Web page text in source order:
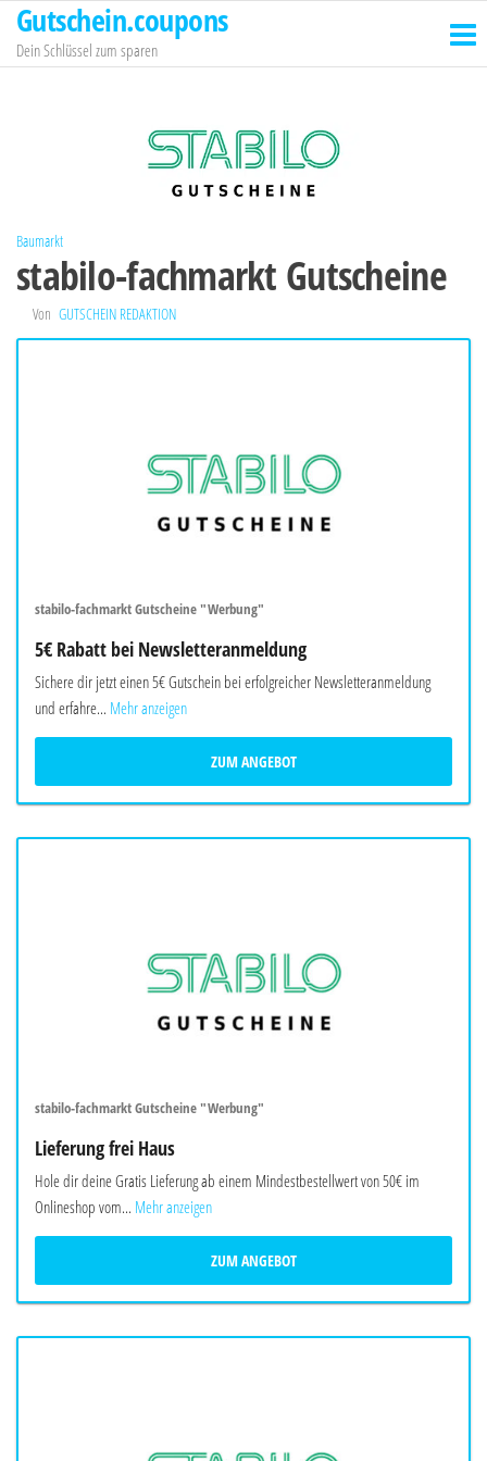
Zum
Inhalt
springen
Gutschein.coupons
Dein Schlüssel zum sparen
Baumarkt
stabilo-fachmarkt Gutscheine
Von GUTSCHEIN REDAKTION
stabilo-fachmarkt Gutscheine "Werbung"
5€ Rabatt bei Newsletteranmeldung
Sichere dir jetzt einen 5€ Gutschein bei erfolgreicher Newsletteranmeldung
und erfahre... Mehr anzeigen
ZUM ANGEBOT
stabilo-fachmarkt Gutscheine "Werbung"
Lieferung frei Haus
Hole dir deine Gratis Lieferung ab einem Mindestbestellwert von 50€ im
Onlineshop vom... Mehr anzeigen
ZUM ANGEBOT